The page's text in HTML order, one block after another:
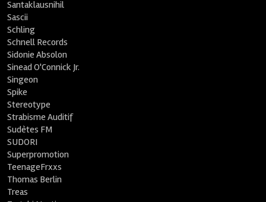
Santaklausnihil
Sascii
Schling
Schnell Records
Sidonie Absolon
Sinead O'Connick Jr.
Singeon
Spike
Stereotype
Strabisme Auditif
Sudètes FM
SUDORI
Superpromotion
TeenageFrxxs
Thomas Berlin
Treas